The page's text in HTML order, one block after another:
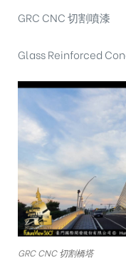
GRC CNC 切割噴漆
Glass Reinforced
GRC CNC 切割橋塔